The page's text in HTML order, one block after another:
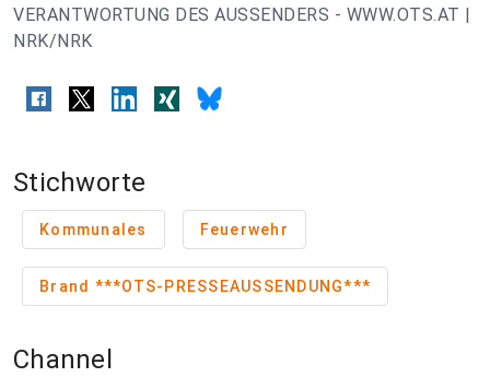
VERANTWORTUNG DES AUSSENDERS - WWW.OTS.AT |
NRK/NRK
Stichworte
Kommunales Feuerwehr
Brand ***OTS-PRESSEAUSSENDUNG***
Channel